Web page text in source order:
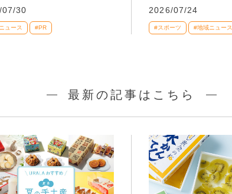
07/30
ュース #PR
2026/07/24
#スポーツ #地域ニュース
最新の記事はこちら